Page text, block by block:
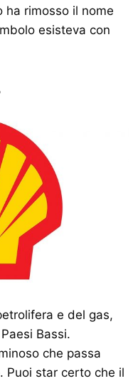
ha rimosso il nome
esisteva con
e del gas,
Bassi.
che passa
Puoi star certo che il